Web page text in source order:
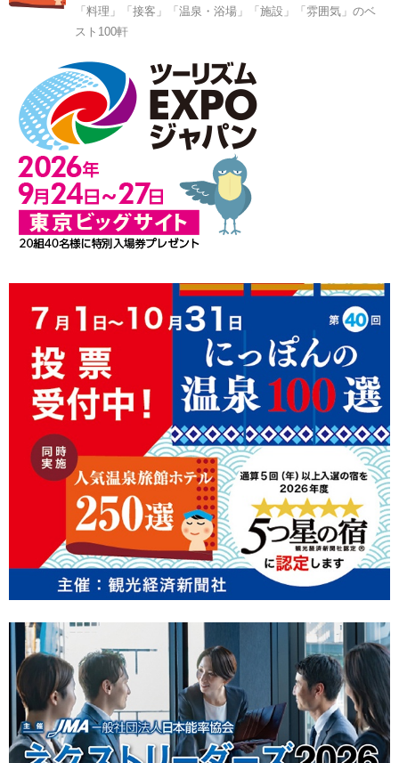
「料理」「接客」「温泉・浴場」「施設」「雰囲気」のベ
スト100軒